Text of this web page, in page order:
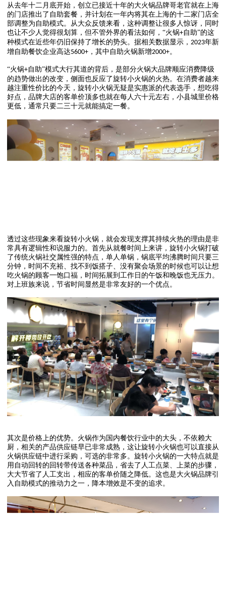
从去年十二月底开始，创立已接近十年的大火锅品牌哥老官就在上海
的门店推出了自助套餐，并计划在一年内将其在上海的十二家门店全
部调整为自助模式。从大众反馈来看，这种调整让很多人惊讶，同时
也让不少人觉得很划算，但不管外界的看法如何， “火锅+自助”的这
种模式在近些年仍旧保持了增长的势头。据相关数据显示， 2023年新
增自助餐饮企业高达5600+ ，其中自助火锅新增2000+。
“火锅+自助”模式大行其道的背后，是部分火锅大品牌顺应消费降级
的趋势做出的改变，侧面也反应了旋转小火锅的火热。在消费者越来
越注重性价比的今天，旋转小火锅无疑是实惠派的代表选手，想吃得
好点，品牌大店的客单价顶多也就在每人六十元左右，小县城里价格
更低，通常只要二三十元就能搞定一餐。
透过这些现象来看旋转小火锅，就会发现支撑其持续火热的理由是非
常具有逻辑性和说服力的。首先从就餐时间上来讲，旋转小火锅打破
了传统火锅社交属性强的特点，单人单锅，锅底平均沸腾时间只要三
分钟，时间不充裕、找不到饭搭子、没有聚会场景的时候也可以让想
吃火锅的顾客一饱口福，时间拓展到工作日的午饭和晚饭也无压力。
对上班族来说，节省时间显然是非常友好的一个优点。
其次是价格上的优势。火锅作为国内餐饮行业中的大头，不依赖大
厨，相关的产品供应链早已非常成熟，这让旋转小火锅也可以直接从
火锅供应链中进行采购，可选的非常多。旋转小火锅的一大特点就是
用自动回转的回转带传送各种菜品，省去了人工点菜、上菜的步骤，
大大节省了人工支出，相应的客单价随之降低。这也是大火锅品牌引
入自助模式的推动力之一，降本增效是不变的追求。